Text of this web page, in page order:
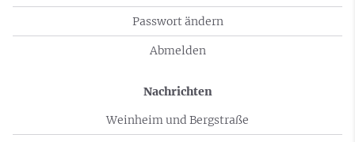
Passwort ändern
Abmelden
Nachrichten
Weinheim und Bergstraße